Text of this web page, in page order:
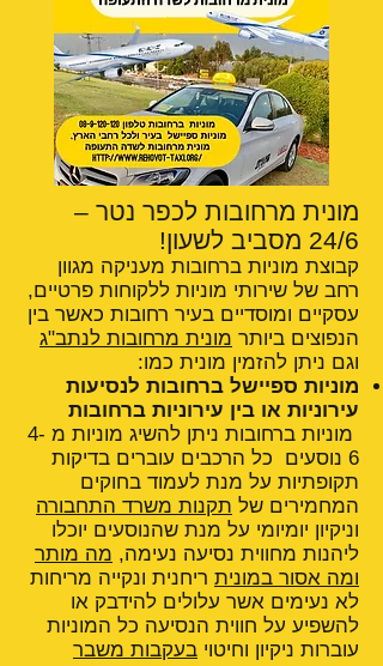
מונית מרחובות לכפר נטר –
24/6 מסביב לשעון!
קבוצת מוניות ברחובות מעניקה מגוון
רחב של שירותי מוניות ללקוחות פרטיים,
עסקיים ומוסדיים בעיר רחובות כאשר בין
הנפוצים ביותר מונית מרחובות לנתב"ג
וגם ניתן להזמין מונית כמו:
מוניות ספיישל ברחובות לנסיעות
עירוניות או בין עירוניות ברחובות
מוניות ברחובות ניתן להשיג מוניות מ 4-
6 נוסעים כל הרכבים עוברים בדיקות
תקופתיות על מנת לעמוד בחוקים
המחמירים של תקנות משרד התחבורה
וניקיון יומיומי על מנת שהנוסעים יוכלו
ליהנות מחווית נסיעה נעימה, מה מותר
ומה אסור במונית ריחנית ונקייה מריחות
לא נעימים אשר עלולים להידבק או
להשפיע על חווית הנסיעה כל המוניות
עוברות ניקיון וחיטוי בעקבות משבר